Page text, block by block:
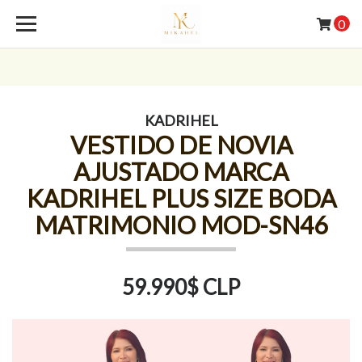
0
KADRIHEL
VESTIDO DE NOVIA
AJUSTADO MARCA
KADRIHEL PLUS SIZE BODA
MATRIMONIO MOD-SN46
59.990$ CLP